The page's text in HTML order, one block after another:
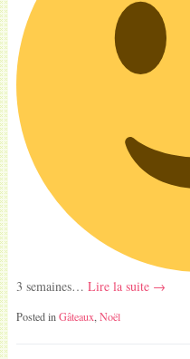
3 semaines… Lire la suite →
Posted inGâteaux, Noël